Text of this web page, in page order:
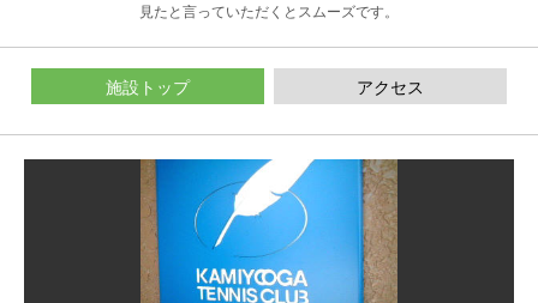
見たと言っていただくとスムーズです。
施設トップ アクセス